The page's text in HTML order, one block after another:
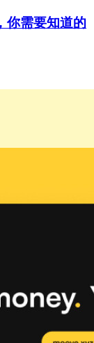
你需要知道的